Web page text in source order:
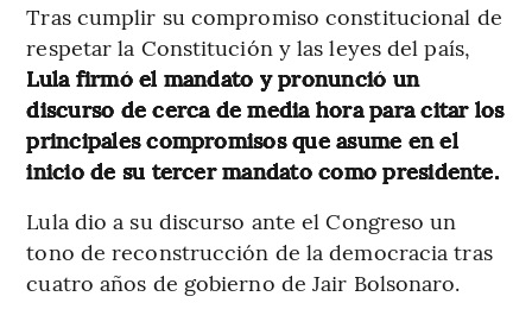
Tras cumplir su compromiso constitucional de
respetar la Constitución y las leyes del país,
Lula firmó el mandato y pronunció un
discurso de cerca de media hora para citar los
principales compromisos que asume en el
inicio de su tercer mandato como presidente.
Lula dio a su discurso ante el Congreso un
tono de reconstrucción de la democracia tras
cuatro años de gobierno de Jair Bolsonaro.